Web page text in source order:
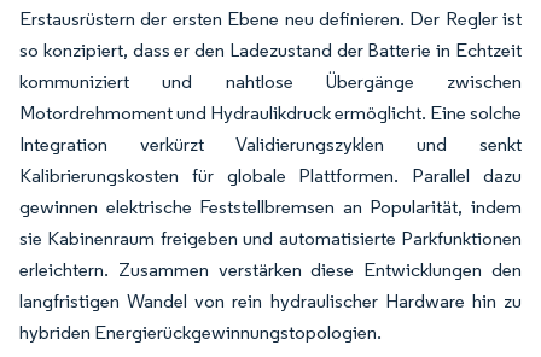
Erstausrüstern der ersten Ebene neu definieren. Der Regler ist
so konzipiert, dass er den Ladezustand der Batterie in Echtzeit
kommuniziert und nahtlose Übergänge zwischen
Motordrehmoment und Hydraulikdruck ermöglicht. Eine solche
Integration verkürzt Validierungszyklen und senkt
Kalibrierungskosten für globale Plattformen. Parallel dazu
gewinnen elektrische Feststellbremsen an Popularität, indem
sie Kabinenraum freigeben und automatisierte Parkfunktionen
erleichtern. Zusammen verstärken diese Entwicklungen den
langfristigen Wandel von rein hydraulischer Hardware hin zu
hybriden Energierückgewinnungstopologien.